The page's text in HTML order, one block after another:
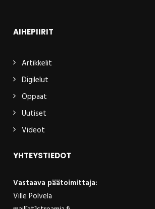
AIHEPIIRIT
Artikkelit
Digilelut
Oppaat
Uutiset
Videot
YHTEYSTIEDOT
Vastaava päätoimittaja:
Ville Polvela